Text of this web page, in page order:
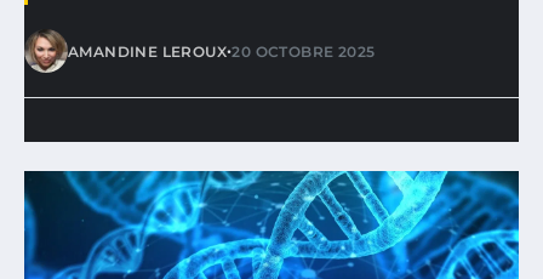
AMANDINE LEROUX•20 OCTOBRE 2025